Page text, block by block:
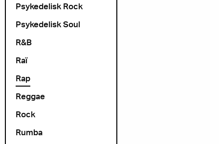
Psykedelisk Rock
Psykedelisk Soul
R&B
Raï
Rap
Reggae
Rock
Rumba